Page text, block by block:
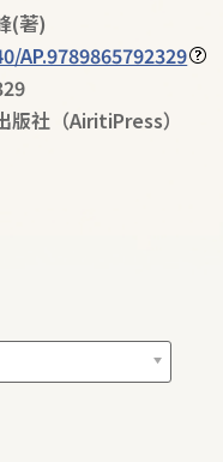
(著)
AP.9789865792329
版社（AiritiPress）